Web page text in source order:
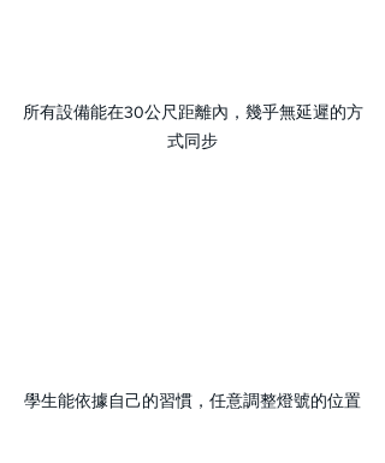
所有設備能在30公尺距離內，幾乎無延遲的方
式同步
學生能依據自己的習慣，任意調整燈號的位置